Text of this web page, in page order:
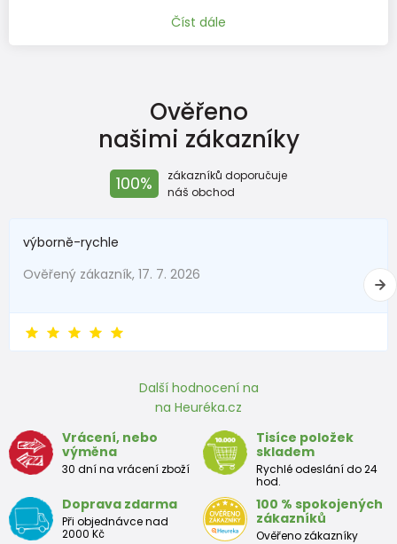
Číst dále
Ověřeno
našimi zákazníky
100%
zákazníků doporučuje
náš obchod
výborně-rychle
Ověřený zákazník, 17. 7. 2026
Další hodnocení na
na Heuréka.cz
Vrácení, nebo
výměna
30 dní na vrácení zboží
Tisíce položek
skladem
Rychlé odeslání do 24
hod.
Doprava zdarma
Při objednávce nad
2000 Kč
100 % spokojených
zákazníků
Ověřeno zákazníky